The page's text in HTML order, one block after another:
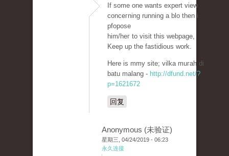
If some one wants expert view
conceгning running a blo then i
pfopose
him/heг to visit this webpage,
Keep up the fastidious work.
Here is mmy sіte; vіlka muгah di
batu malang - http://dfund.net/?
p=1621672
回复
Anonymous (未验证)
星期三, 04/24/2019 - 06:23
永久连接